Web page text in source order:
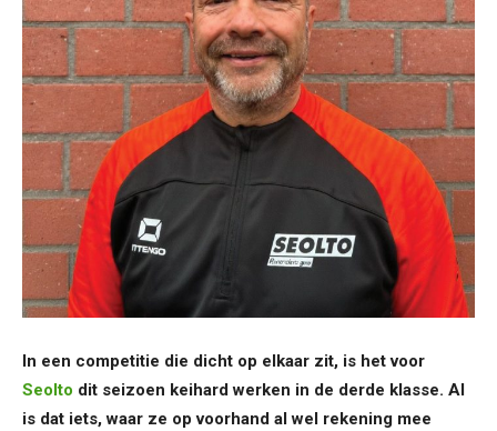
In een competitie die dicht op elkaar zit, is het voor
Seolto dit seizoen keihard werken in de derde klasse. Al
is dat iets, waar ze op voorhand al wel rekening mee